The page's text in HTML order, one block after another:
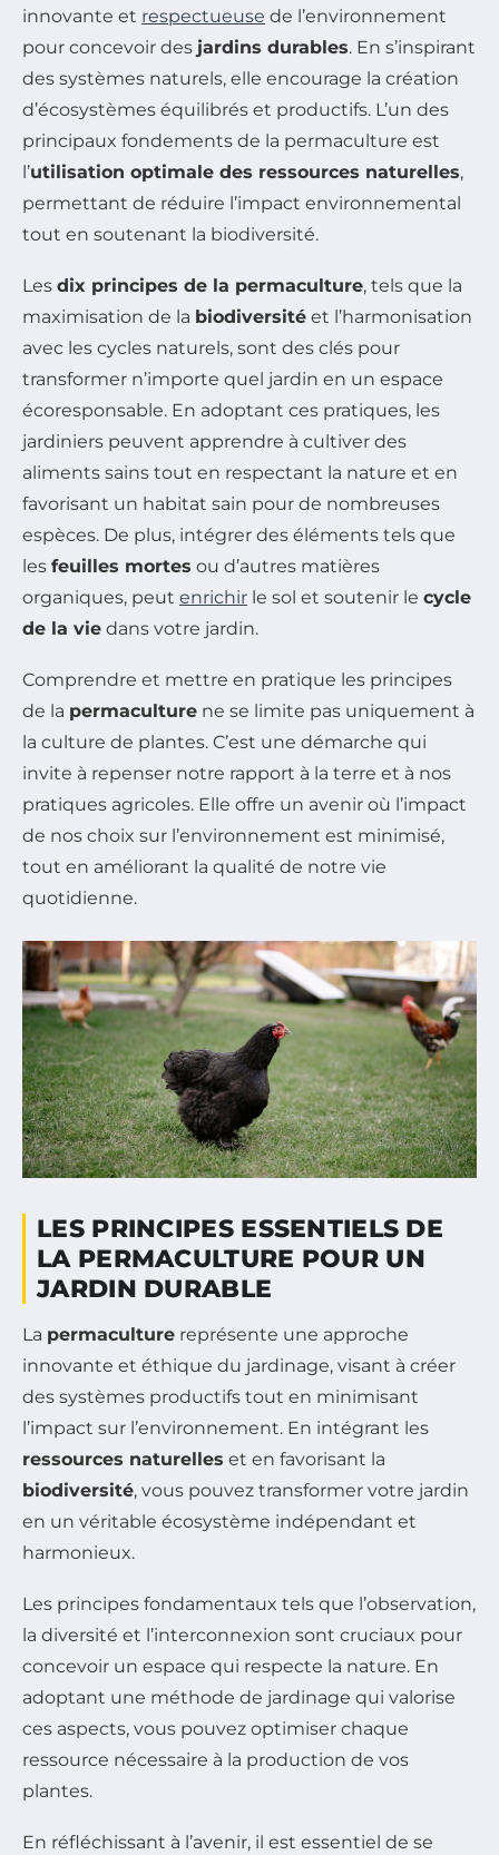
innovante et respectueuse de l’environnement
pour concevoir des jardins durables. En s’inspirant
des systèmes naturels, elle encourage la création
d’écosystèmes équilibrés et productifs. L’un des
principaux fondements de la permaculture est
l’utilisation optimale des ressources naturelles,
permettant de réduire l’impact environnemental
tout en soutenant la biodiversité.
Les dix principes de la permaculture, tels que la
maximisation de la biodiversité et l’harmonisation
avec les cycles naturels, sont des clés pour
transformer n’importe quel jardin en un espace
écoresponsable. En adoptant ces pratiques, les
jardiniers peuvent apprendre à cultiver des
aliments sains tout en respectant la nature et en
favorisant un habitat sain pour de nombreuses
espèces. De plus, intégrer des éléments tels que
les feuilles mortes ou d’autres matières
organiques, peut enrichir le sol et soutenir le cycle
de la vie dans votre jardin.
Comprendre et mettre en pratique les principes
de la permaculture ne se limite pas uniquement à
la culture de plantes. C’est une démarche qui
invite à repenser notre rapport à la terre et à nos
pratiques agricoles. Elle offre un avenir où l’impact
de nos choix sur l’environnement est minimisé,
tout en améliorant la qualité de notre vie
quotidienne.
LES PRINCIPES ESSENTIELS DE
LA PERMACULTURE POUR UN
JARDIN DURABLE
La permaculture représente une approche
innovante et éthique du jardinage, visant à créer
des systèmes productifs tout en minimisant
l’impact sur l’environnement. En intégrant les
ressources naturelles et en favorisant la
biodiversité, vous pouvez transformer votre jardin
en un véritable écosystème indépendant et
harmonieux.
Les principes fondamentaux tels que l’observation,
la diversité et l’interconnexion sont cruciaux pour
concevoir un espace qui respecte la nature. En
adoptant une méthode de jardinage qui valorise
ces aspects, vous pouvez optimiser chaque
ressource nécessaire à la production de vos
plantes.
En réfléchissant à l’avenir, il est essentiel de se